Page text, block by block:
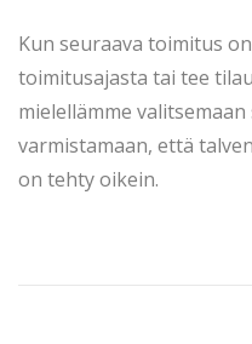
Kun seuraava toimitus
toimitusajasta tai tee
mielellämme
varmistamaan, että
on tehty oikein.